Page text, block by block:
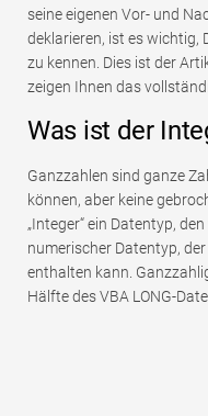
seine eigenen Vor- und
deklarieren, ist es wichtig,
zu kennen. Dies ist der
zeigen Ihnen das
Was ist der
Ganzzahlen sind ganze
können, aber keine
„Integer“ ein Datentyp,
numerischer Datentyp,
enthalten kann.
Hälfte des VBA LONG-